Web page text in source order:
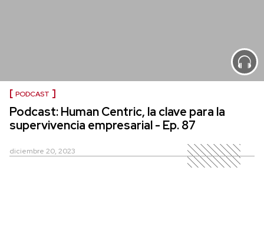
PODCAST
Podcast: Human Centric, la clave para la
supervivencia empresarial - Ep. 87
diciembre 20, 2023